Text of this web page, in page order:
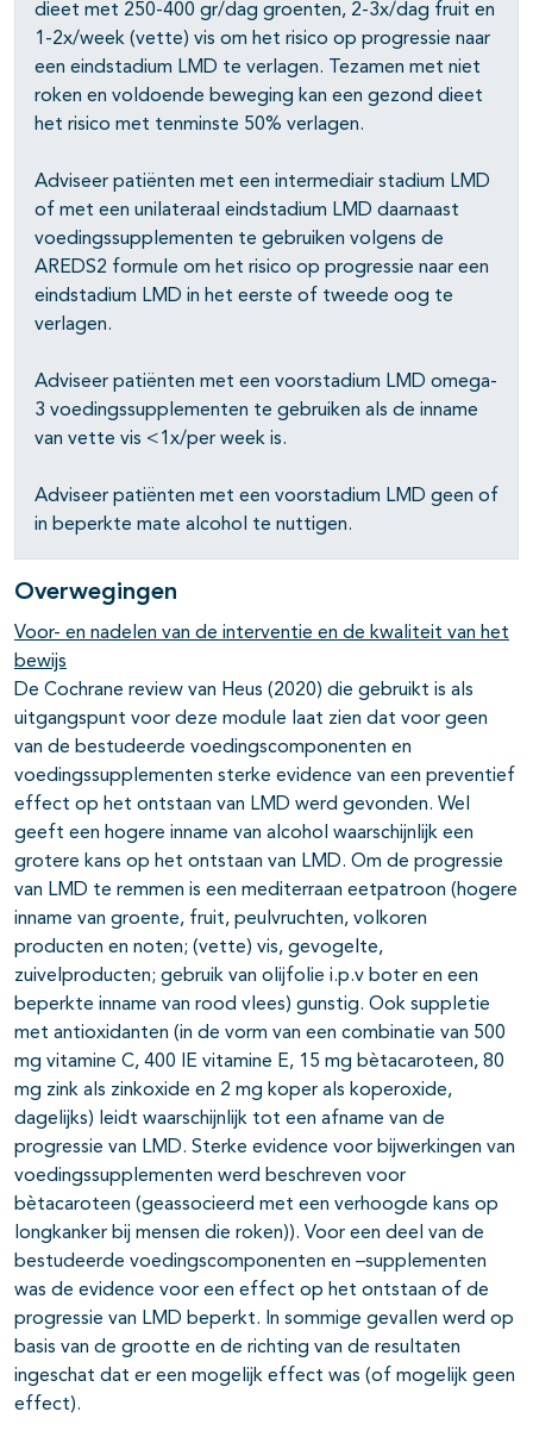
dieet met 250-400 gr/dag groenten, 2-3x/dag fruit en
1-2x/week (vette) vis om het risico op progressie naar
een eindstadium LMD te verlagen. Tezamen met niet
roken en voldoende beweging kan een gezond dieet
het risico met tenminste 50% verlagen.
Adviseer patiënten met een intermediair stadium LMD
of met een unilateraal eindstadium LMD daarnaast
voedingssupplementen te gebruiken volgens de
AREDS2 formule om het risico op progressie naar een
eindstadium LMD in het eerste of tweede oog te
verlagen.
Adviseer patiënten met een voorstadium LMD omega-
3 voedingssupplementen te gebruiken als de inname
van vette vis <1x/per week is.
Adviseer patiënten met een voorstadium LMD geen of
in beperkte mate alcohol te nuttigen.
Overwegingen
Voor- en nadelen van de interventie en de kwaliteit van het
bewijs
De Cochrane review van Heus (2020) die gebruikt is als
uitgangspunt voor deze module laat zien dat voor geen
van de bestudeerde voedingscomponenten en
voedingssupplementen sterke evidence van een preventief
effect op het ontstaan van LMD werd gevonden. Wel
geeft een hogere inname van alcohol waarschijnlijk een
grotere kans op het ontstaan van LMD. Om de progressie
van LMD te remmen is een mediterraan eetpatroon (hogere
inname van groente, fruit, peulvruchten, volkoren
producten en noten; (vette) vis, gevogelte,
zuivelproducten; gebruik van olijfolie i.p.v boter en een
beperkte inname van rood vlees) gunstig. Ook suppletie
met antioxidanten (in de vorm van een combinatie van 500
mg vitamine C, 400 IE vitamine E, 15 mg bètacaroteen, 80
mg zink als zinkoxide en 2 mg koper als koperoxide,
dagelijks) leidt waarschijnlijk tot een afname van de
progressie van LMD. Sterke evidence voor bijwerkingen van
voedingssupplementen werd beschreven voor
bètacaroteen (geassocieerd met een verhoogde kans op
longkanker bij mensen die roken)). Voor een deel van de
bestudeerde voedingscomponenten en –supplementen
was de evidence voor een effect op het ontstaan of de
progressie van LMD beperkt. In sommige gevallen werd op
basis van de grootte en de richting van de resultaten
ingeschat dat er een mogelijk effect was (of mogelijk geen
effect).